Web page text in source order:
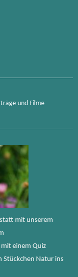
und Filme
mit unserem
einem Quiz
Stückchen Natur ins